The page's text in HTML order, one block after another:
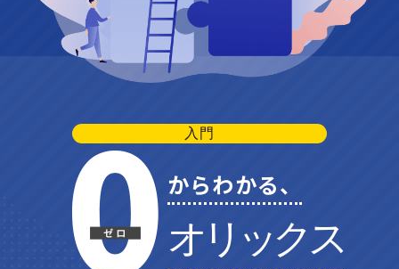
入門
からわかる、
オリックス